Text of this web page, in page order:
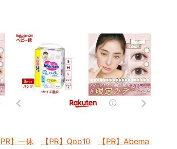
PR】一休 【PR】Qoo10 【PR】Abema